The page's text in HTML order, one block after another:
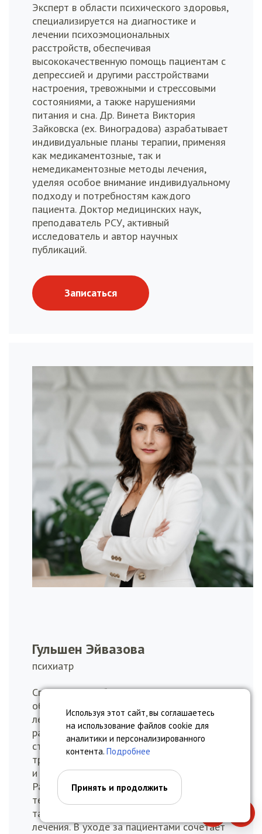
Позвонить
Используя этот сайт, вы соглашаетесь
на использование файлов cookie для
аналитики и персонализированного
контента. Подробнее
Принять и продолжить
Эксперт в области психического здоровья,
специализируется на диагностике и
лечении психоэмоциональных
расстройств, обеспечивая
высококачественную помощь пациентам с
депрессией и другими расстройствами
настроения, тревожными и стрессовыми
состояниями, а также нарушениями
питания и сна. Др. Винета Виктория
Зайковска (ех. Виноградова) азрабатывает
индивидуальные планы терапии, применяя
как медикаментозные, так и
немедикаментозные методы лечения,
уделяя особое внимание индивидуальному
подходу и потребностям каждого
пациента. Доктор медицинских наук,
преподаватель РСУ, активный
исследователь и автор научных
публикаций.
Записаться
Гульшен Эйвазова
психиатр
Специалист с обширными знаниями,
обеспечивающий высококачественное
лечение различных психических
расстройств, помогающий пациентам,
страдающим депрессией, тревожностью,
трудностями адаптации, нарушениями сна
и другими расстройствами настроения.
Разрабатывает индивидуальные планы
терапии, применяя как медикаментозные,
так и немедикаментозные методы
лечения. В уходе за пациентами сочетает